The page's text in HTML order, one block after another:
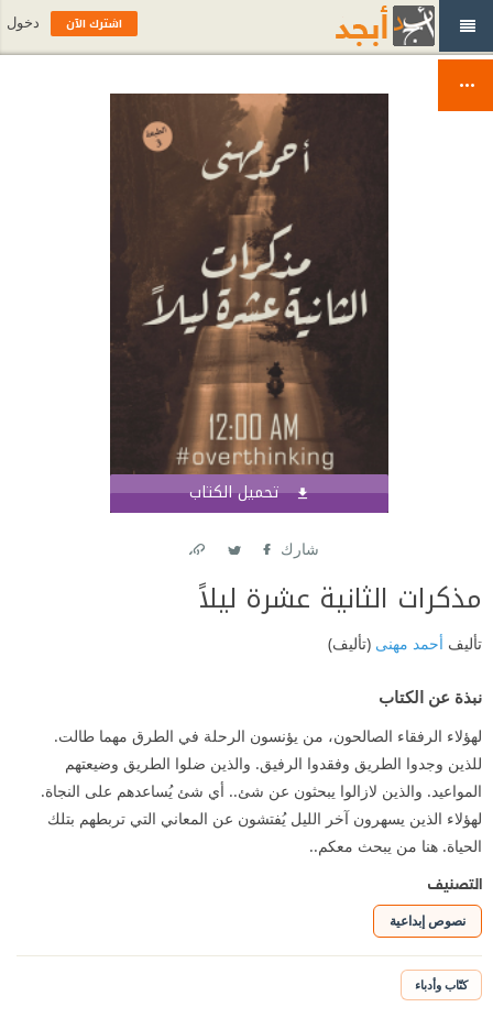
تحميل الكتاب
شارك
مذكرات الثانية عشرة ليلاً
تأليف أحمد مهنى (تأليف)
نبذة عن الكتاب
لهؤلاء الرفقاء الصالحون، من يؤنسون الرحلة في الطرق مهما طالت.
للذين وجدوا الطريق وفقدوا الرفيق. والذين ضلوا الطريق وضيعتهم
المواعيد. والذين لازالوا يبحثون عن شئ.. أي شئ يُساعدهم على النجاة.
لهؤلاء الذين يسهرون آخر الليل يُفتشون عن المعاني التي تربطهم بتلك
الحياة. هنا من يبحث معكم..
التصنيف
نصوص إبداعية
كتّاب وأدباء
اشترك الآن دخول